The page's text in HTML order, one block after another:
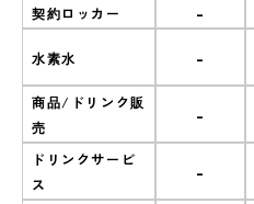
契約ロッカー -
水素水 -
商品/ドリンク販
売
-
ドリンクサービ
ス
-